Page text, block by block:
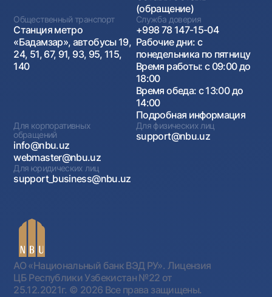
(обращение)
Общественный транспорт
Станция метро
«Бадамзар», автобусы 19,
24, 51, 67, 91, 93, 95, 115,
140
Служба доверия
+998 78 147-15-04
Рабочие дни: с
понедельника по пятницу
Время работы: с 09:00 до
18:00
Время обеда: с 13:00 до
14:00
Подробная информация
Для корпоративных
обращений
info@nbu.uz
webmaster@nbu.uz
Для физических лиц
support@nbu.uz
Для юридических лиц
support_business@nbu.uz
АО «Национальный банк ВЭД РУ». Лицензия
ЦБ Республики Узбекистан №22 от
25.12.2021г. © 2026 Все права защищены.